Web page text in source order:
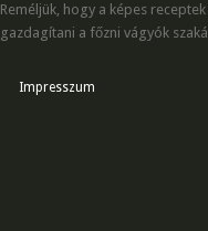
Reméljük, hogy a képes
gazdagítani a főzni vágyók
Impresszum